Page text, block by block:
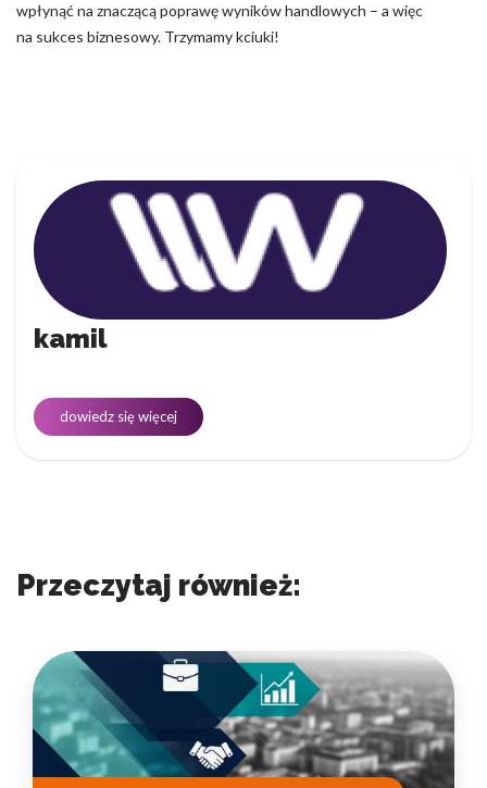
wpłynąć na znaczącą poprawę wyników handlowych – a więc
na sukces biznesowy. Trzymamy kciuki!
kamil
dowiedz się więcej
Przeczytaj również: